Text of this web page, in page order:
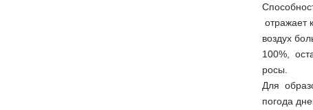
отражает
воздух
100%,
росы.
Для
погода